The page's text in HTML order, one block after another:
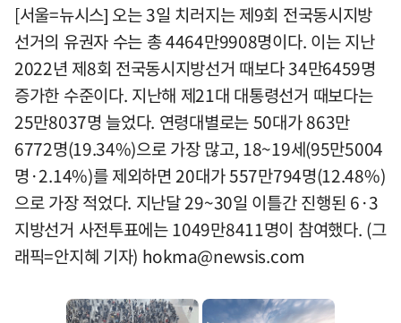
[서울=뉴시스] 오는 3일 치러지는 제9회 전국동시지방
선거의 유권자 수는 총 4464만9908명이다. 이는 지난
2022년 제8회 전국동시지방선거 때보다 34만6459명
증가한 수준이다. 지난해 제21대 대통령선거 때보다는
25만8037명 늘었다. 연령대별로는 50대가 863만
6772명(19.34%)으로 가장 많고, 18~19세(95만5004
명·2.14%)를 제외하면 20대가 557만794명(12.48%)
으로 가장 적었다. 지난달 29~30일 이틀간 진행된 6·3
지방선거 사전투표에는 1049만8411명이 참여했다. (그
래픽=안지혜 기자) hokma@newsis.com